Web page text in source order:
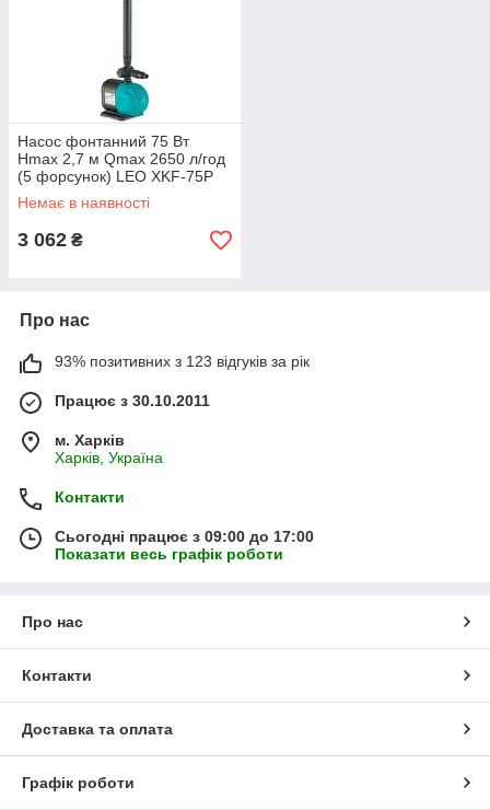
Насос фонтанний 75 Вт
Hmax 2,7 м Qmax 2650 л/год
(5 форсунок) LEO XKF-75P
(772116)
Немає в наявності
3 062 ₴
Про нас
93% позитивних з 123 відгуків за рік
Працює з 30.10.2011
м. Харків
Харків, Україна
Контакти
Сьогодні працює з 09:00 до 17:00
Показати весь графік роботи
Про нас
Контакти
Доставка та оплата
Графік роботи